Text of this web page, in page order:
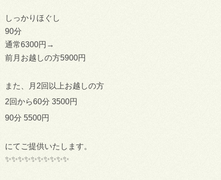
しっかりほぐし
90分
通常6300円→
前月お越しの方5900円
また、月2回以上お越しの方
2回から60分 3500円
90分 5500円
にてご提供いたします。
✨✨✨✨✨✨✨✨✨✨